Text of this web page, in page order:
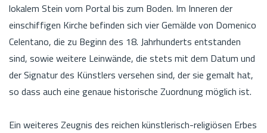
lokalem Stein vom Portal bis zum Boden. Im Inneren der
einschiffigen Kirche befinden sich vier Gemälde von Domenico
Celentano, die zu Beginn des 18. Jahrhunderts entstanden
sind, sowie weitere Leinwände, die stets mit dem Datum und
der Signatur des Künstlers versehen sind, der sie gemalt hat,
so dass auch eine genaue historische Zuordnung möglich ist.
Ein weiteres Zeugnis des reichen künstlerisch-religiösen Erbes